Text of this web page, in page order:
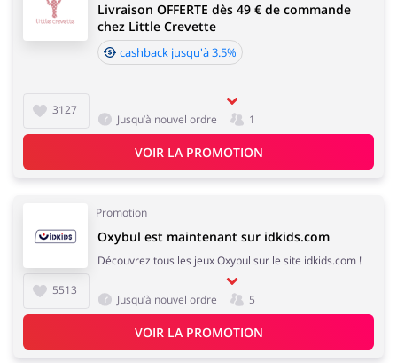
3127
Livraison OFFERTE dès 49 € de commande
chez Little Crevette
cashback jusqu'à 3.5%
Jusqu’à nouvel ordre 1
VOIR LA PROMOTION
Promotion
5513
Oxybul est maintenant sur idkids.com
Découvrez tous les jeux Oxybul sur le site idkids.com !
Jusqu’à nouvel ordre 5
VOIR LA PROMOTION